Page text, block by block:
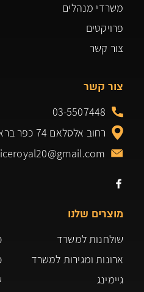
משרדי מנהלים
פרויקטים
צור קשר
מוצרים שלנו
שולחנות למשרד
ארונות ומגירות למשרד
גיימינג
צור קשר
03-5507448
רחוב אלסלאם 74 כפר ברא